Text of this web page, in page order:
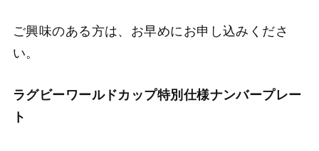
ご興味のある方は、お早めにお申し込みくださ
い。
ラグビーワールドカップ特別仕様ナンバープレー
ト